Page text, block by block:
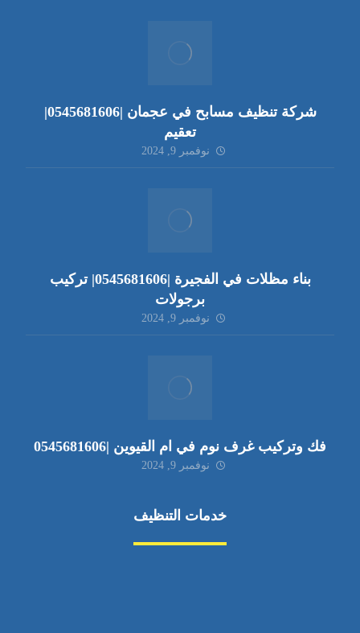
شركة تنظيف مسابح في عجمان |0545681606|
تعقيم
نوفمبر 9, 2024
بناء مظلات في الفجيرة |0545681606| تركيب
برجولات
نوفمبر 9, 2024
فك وتركيب غرف نوم في ام القيوين |0545681606
نوفمبر 9, 2024
خدمات التنظيف